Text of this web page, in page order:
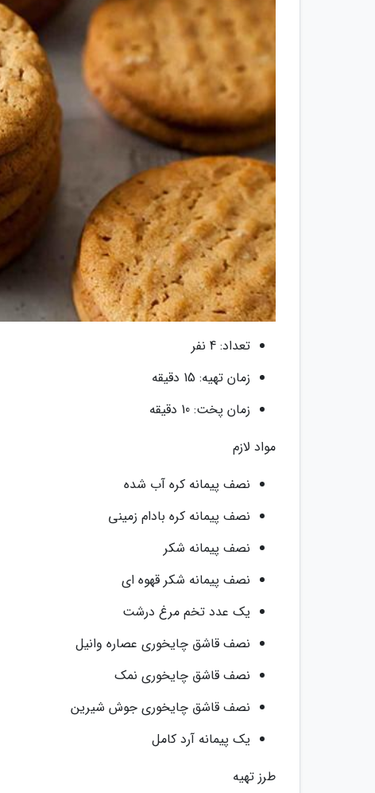
تعداد: 4 نفر
زمان تهیه: 15 دقیقه
زمان پخت: 10 دقیقه
مواد لازم
نصف پیمانه کره آب شده
نصف پیمانه کره بادام زمینی
نصف پیمانه شکر
نصف پیمانه شکر قهوه ای
یک عدد تخم مرغ درشت
نصف قاشق چایخوری عصاره وانیل
نصف قاشق چایخوری نمک
نصف قاشق چایخوری جوش شیرین
یک پیمانه آرد کامل
طرز تهیه